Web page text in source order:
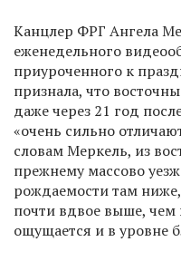
Канцлер ФРГ Ангела
еженедельного
приуроченного к
признала, что
даже через 21 год
«очень сильно
словам Меркель, из
прежнему массово
рождаемости там
почти вдвое выше, чем
ощущается и в уровне